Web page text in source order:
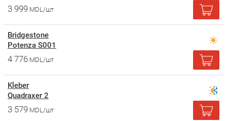
3 999 MDL/шт
Bridgestone
Potenza S001
4 776 MDL/шт
Kleber
Quadraxer 2
3 579 MDL/шт